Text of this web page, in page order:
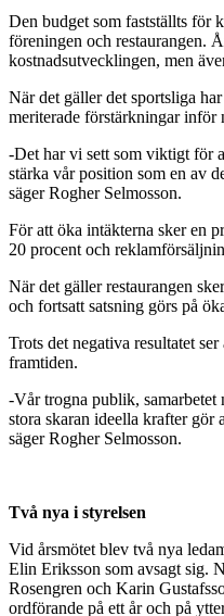
Den budget som fastställts för
föreningen och restaurangen.
kostnadsutvecklingen, men
När det gäller det sportsliga
meriterade förstärkningar inför
-Det har vi sett som viktigt för
stärka vår position som en av
säger Rogher Selmosson.
För att öka intäkterna sker en
20 procent och
När det gäller restaurangen
och fortsatt satsning görs på
Trots det negativa resultatet
framtiden.
-Vår trogna publik, samarbetet
stora skaran ideella krafter gör
säger Rogher Selmosson.
Två nya i styrelsen
Vid årsmötet blev två nya
Elin Eriksson som avsagt sig.
Rosengren och Karin
ordförande på ett år och på